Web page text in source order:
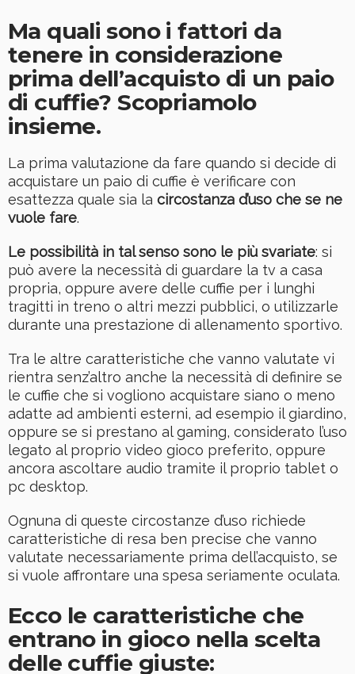
Ma quali sono i fattori da
tenere in considerazione
prima dell’acquisto di un paio
di cuffie? Scopriamolo
insieme.
La prima valutazione da fare quando si decide di
acquistare un paio di cuffie è verificare con
esattezza quale sia la circostanza d’uso che se ne
vuole fare.
Le possibilità in tal senso sono le più svariate: si
può avere la necessità di guardare la tv a casa
propria, oppure avere delle cuffie per i lunghi
tragitti in treno o altri mezzi pubblici, o utilizzarle
durante una prestazione di allenamento sportivo.
Tra le altre caratteristiche che vanno valutate vi
rientra senz’altro anche la necessità di definire se
le cuffie che si vogliono acquistare siano o meno
adatte ad ambienti esterni, ad esempio il giardino,
oppure se si prestano al gaming, considerato l’uso
legato al proprio video gioco preferito, oppure
ancora ascoltare audio tramite il proprio tablet o
pc desktop.
Ognuna di queste circostanze d’uso richiede
caratteristiche di resa ben precise che vanno
valutate necessariamente prima dell’acquisto, se
si vuole affrontare una spesa seriamente oculata.
Ecco le caratteristiche che
entrano in gioco nella scelta
delle cuffie giuste: